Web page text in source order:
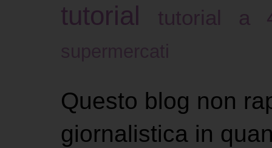
tutorial tutorial a
Questo blog non
giornalistica in